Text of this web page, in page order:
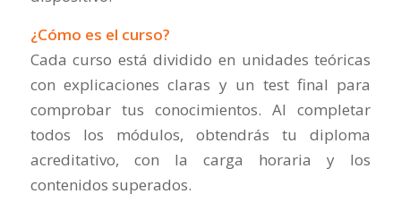
¿Cómo es el curso?
Cada curso está dividido en unidades teóricas
con explicaciones claras y un test final para
comprobar tus conocimientos. Al completar
todos los módulos, obtendrás tu diploma
acreditativo, con la carga horaria y los
contenidos superados.